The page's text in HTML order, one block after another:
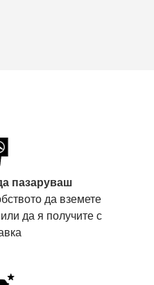
пазаруваш
да вземете
да я получите с